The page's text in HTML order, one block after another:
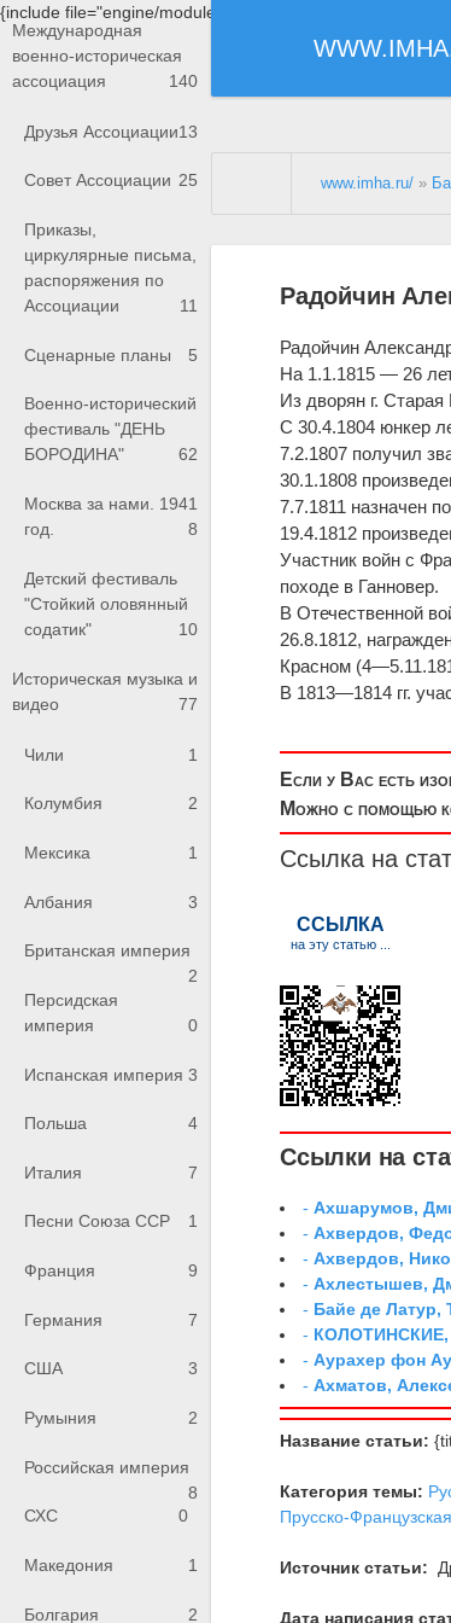
{include file="engine/modules/saperu/head.php"}
Международная
военно-историческая
ассоциация
140
Друзья Ассоциации13
Совет Ассоциации 25
Приказы,
циркулярные письма,
распоряжения по
Ассоциации
11
Сценарные планы 5
Военно-исторический
фестиваль "ДЕНЬ
БОРОДИНА"
62
Москва за нами. 1941
год.
8
Детский фестиваль
"Стойкий оловянный
содатик"
10
Историческая музыка и
видео
77
Чили 1
Колумбия 2
Мексика 1
Албания 3
Британская империя
2
Персидская
империя
0
Испанская империя 3
Польша 4
Италия 7
Песни Союза ССР 1
Франция 9
Германия 7
США 3
Румыния 2
Российская империя
8
СХС
0
Македония 1
Болгария 2
www.imha.ru/ »
Радойчин
Радойчин
На 1.1.1815 — 26
Из дворян г. Старая
С 30.4.1804 юнкер
7.2.1807 получил
30.1.1808
7.7.1811 назначен
19.4.1812
Участник войн с
походе в Ганновер.
В Отечественной
26.8.1812,
Красном
В 1813—1814 гг.
Если у Вас есть
Можно с помощью
Ссылка на
Ссылки на
-Ахшарумов,
-Ахвердов,
-Ахвердов,
-Ахлестышев,
- Байе де Латур,
- КОЛОТИНСКИЕ,
-Аурахер фон
-Ахматов,
Название статьи:
Категория темы:
Прусско-
Источник статьи:
Дата написания